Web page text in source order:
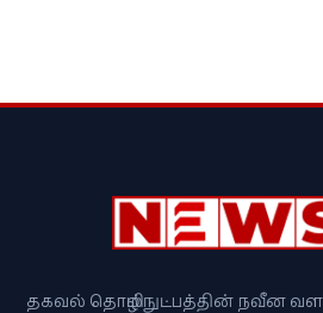
தகவல் தொழில்நுட்பத்தின் நவீன